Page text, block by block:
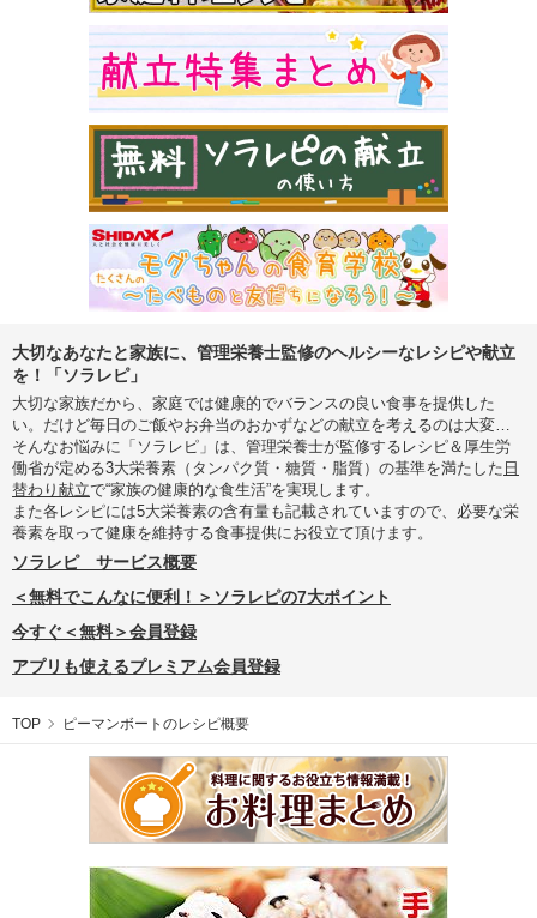
大切なあなたと家族に、管理栄養士監修のヘルシーなレシピや献立
を！「ソラレピ」
大切な家族だから、家庭では健康的でバランスの良い食事を提供した
い。だけど毎日のご飯やお弁当のおかずなどの献立を考えるのは大変…
そんなお悩みに「ソラレピ」は、管理栄養士が監修するレシピ＆厚生労
働省が定める3大栄養素（タンパク質・糖質・脂質）の基準を満たした 日
替わり献立で“家族の健康的な食生活”を実現します。
また各レシピには5大栄養素の含有量も記載されていますので、必要な栄
養素を取って健康を維持する食事提供にお役立て頂けます。
ソラレピ サービス概要
＜無料でこんなに便利！＞ソラレピの7大ポイント
今すぐ＜無料＞会員登録
アプリも使えるプレミアム会員登録
TOP ピーマンボートのレシピ概要